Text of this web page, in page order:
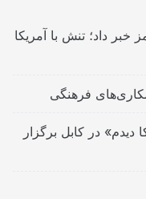
خبر داد؛ تنش با آمریکا
فرهنگی
دیدم» در کابل برگزار